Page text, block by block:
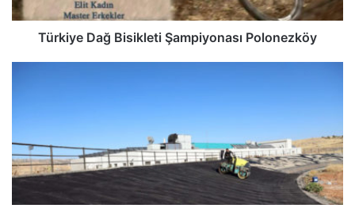
Türkiye Dağ Bisikleti Şampiyonası Polonezköy